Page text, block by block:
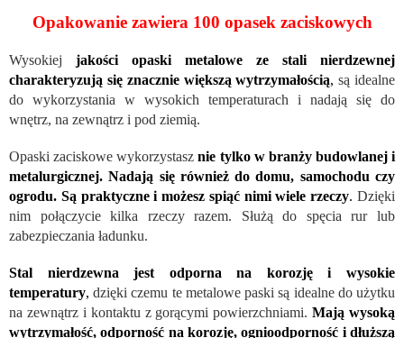
Opakowanie zawiera 100 opasek zaciskowych
Wysokiej jakości opaski metalowe ze stali nierdzewnej
charakteryzują się znacznie większą wytrzymałością, są idealne
do wykorzystania w wysokich temperaturach i nadają się do
wnętrz, na zewnątrz i pod ziemią.
Opaski zaciskowe wykorzystasznie tylko w branży budowlanej i
metalurgicznej. Nadają się również do domu, samochodu czy
ogrodu. Są praktyczne i możesz spiąć nimi wiele rzeczy. Dzięki
nim połączycie kilka rzeczy razem. Służą do spęcia rur lub
zabezpieczania ładunku.
Stal nierdzewna jest odporna na korozję i wysokie
temperatury, dzięki czemu te metalowe paski są idealne do użytku
na zewnątrz i kontaktu z gorącymi powierzchniami.Mają wysoką
wytrzymałość, odporność na korozję, ognioodporność i dłuższą